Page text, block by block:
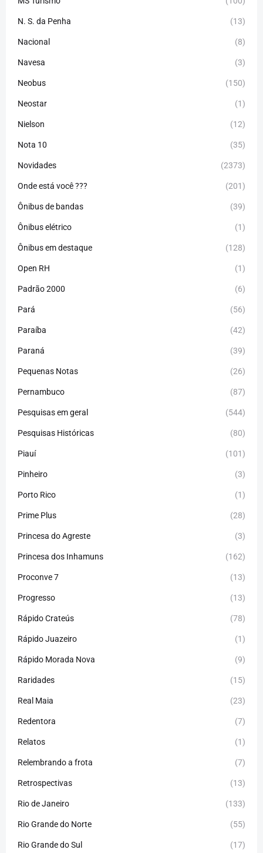
N. S. da Penha (13)
Nacional (8)
Navesa (3)
Neobus (150)
Neostar (1)
Nielson (12)
Nota 10 (35)
Novidades (2373)
Onde está você ??? (201)
Ônibus de bandas (39)
Ônibus elétrico (1)
Ônibus em destaque (128)
Open RH (1)
Padrão 2000 (6)
Pará (56)
Paraíba (42)
Paraná (39)
Pequenas Notas (26)
Pernambuco (87)
Pesquisas em geral (544)
Pesquisas Históricas (80)
Piauí (101)
Pinheiro (3)
Porto Rico (1)
Prime Plus (28)
Princesa do Agreste (3)
Princesa dos Inhamuns (162)
Proconve 7 (13)
Progresso (13)
Rápido Crateús (78)
Rápido Juazeiro (1)
Rápido Morada Nova (9)
Raridades (15)
Real Maia (23)
Redentora (7)
Relatos (1)
Relembrando a frota (7)
Retrospectivas (13)
Rio de Janeiro (133)
Rio Grande do Norte (55)
Rio Grande do Sul (17)